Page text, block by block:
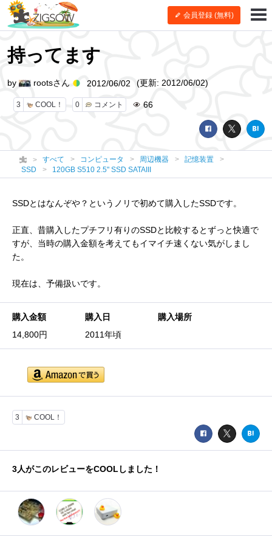
会員登録 (無料)
持ってます
3 COOL！ 0 コメント 66
by rootsさん 2012/06/02 (更新: 2012/06/02)
すべて コンピュータ 周辺機器
記憶装置
SSD
120GB S510 2.5" SSD SATAIII
SSDとはなんぞや？というノリで初めて購入したSSDです。
正直、昔購入したプチフリ有りのSSDと比較するとずっと快適で
すが、当時の購入金額を考えてもイマイチ速くない気がしまし
た。
現在は、予備扱いです。
購入金額
14,800円
購入日
2011年頃
購入場所
3 COOL！
3人がこのレビューをCOOLしました！